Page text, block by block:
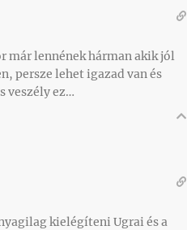
már lennének hárman akik jól
persze lehet igazad van és
veszély ez…
kielégíteni Ugrai és a